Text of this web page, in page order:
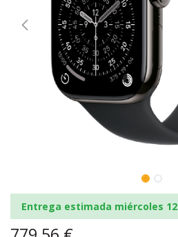
Entrega estimada miércoles